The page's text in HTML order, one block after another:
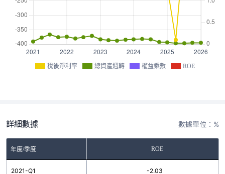
稅後淨利率 總資產週轉 權益乘數 ROE
詳細數據 數據單位：%
年度/季度 ROE
2021-Q1 -2.03